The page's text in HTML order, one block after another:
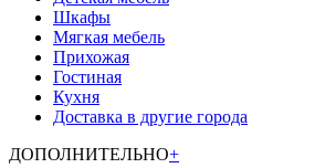
Шкафы
Мягкая мебель
Прихожая
Гостиная
Кухня
Доставка в другие города
ДОПОЛНИТЕЛЬНО+